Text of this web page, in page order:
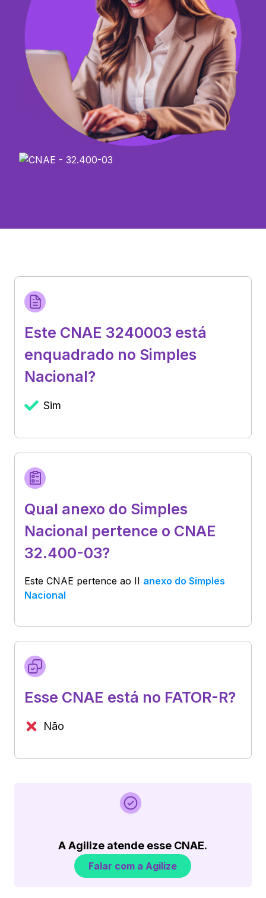
Este CNAE 3240003 está
enquadrado no Simples
Nacional?
Sim
Qual anexo do Simples
Nacional pertence o CNAE
32.400-03?
Este CNAE pertence ao II anexo do Simples
Nacional
Esse CNAE está no FATOR-R?
Não
A Agilize atende esse CNAE.
Falar com a Agilize